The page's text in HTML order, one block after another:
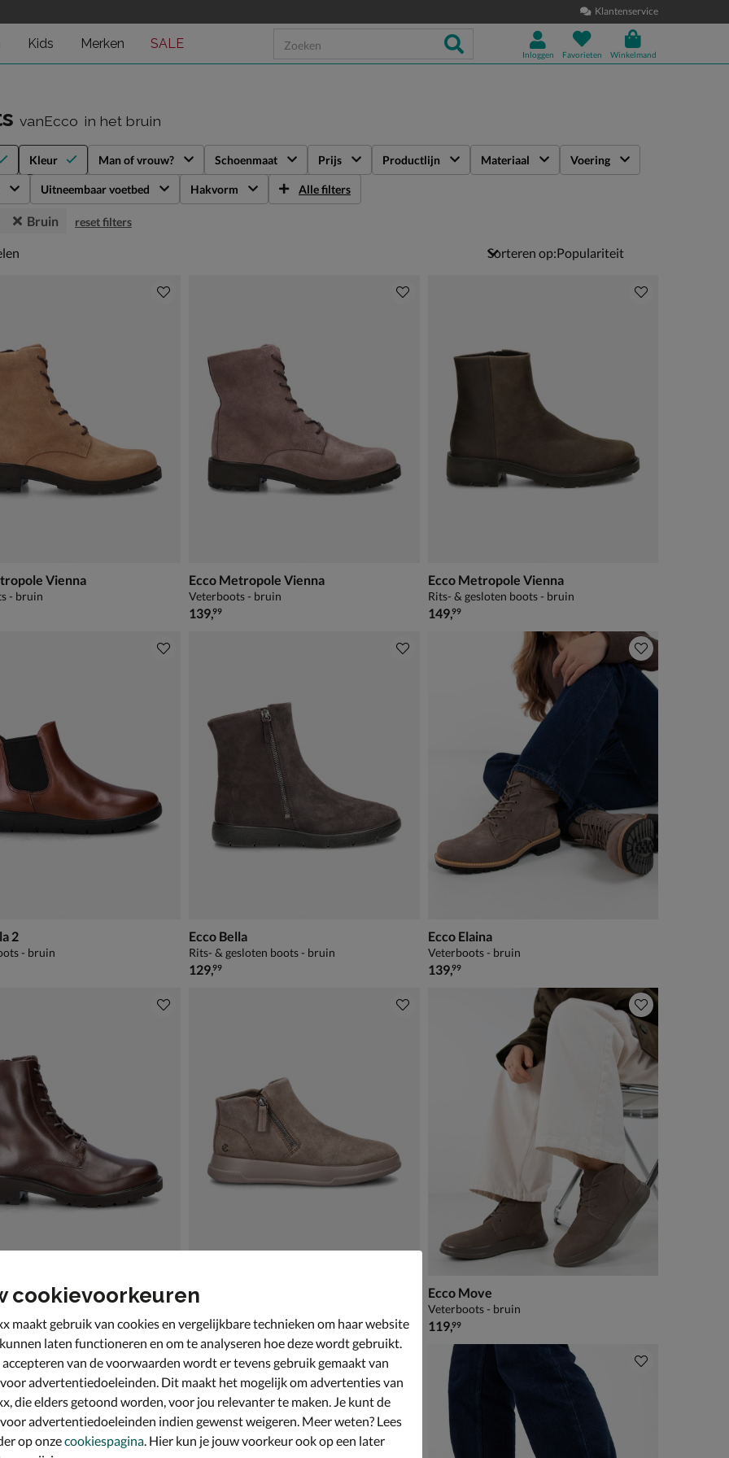
Klantenservice
Kids Merken SALE
Inloggen Favorieten Winkelmand
vanEcco in het bruin
Kleur Man of vrouw? Schoenmaat Prijs Productlijn Materiaal Voering
Uitneembaar voetbed Hakvorm Alle filters
Bruin reset filters
Sorteren op:
Vienna
- bruin
Ecco Metropole Vienna
Veterboots - bruin
€ 139,99
139,99
Ecco Metropole Vienna
Rits- & gesloten boots - bruin
€ 149,99
149,99
2
- bruin
Ecco Bella
Rits- & gesloten boots - bruin
€ 129,99
129,99
Ecco Elaina
Veterboots - bruin
€ 139,99
139,99
Vienna Ecco Move W
€ 119,99
119,99
Ecco Move
Veterboots - bruin
€ 119,99
119,99
cookievoorkeuren
maakt gebruik van cookies en vergelijkbare technieken om haar website
laten functioneren en om te analyseren hoe deze wordt gebruikt.
van de voorwaarden wordt er tevens gebruik gemaakt van
advertentiedoeleinden. Dit maakt het mogelijk om advertenties van
die elders getoond worden, voor jou relevanter te maken. Je kunt de
advertentiedoeleinden indien gewenst weigeren. Meer weten? Lees
op onzecookiespagina . Hier kun je jouw voorkeur ook op een later